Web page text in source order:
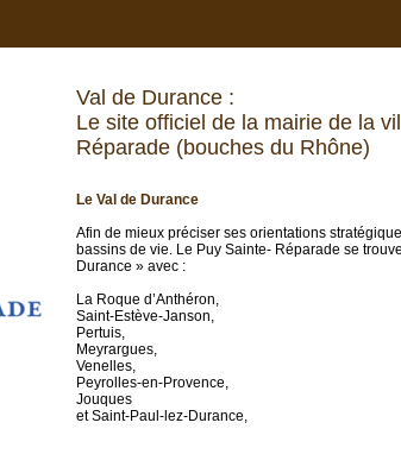
Val de Durance :
Le site officiel de la mairie de la
Réparade (bouches du Rhône)
Le Val de Durance
Afin de mieux préciser ses orientations
bassins de vie. Le Puy Sainte- Réparade se
Durance » avec :
La Roque d’Anthéron,
Saint-Estève-Janson,
Pertuis,
Meyrargues,
Venelles,
Peyrolles-en-Provence,
Jouques
et Saint-Paul-lez-Durance,